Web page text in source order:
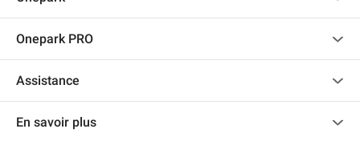
Recrutement
Onepark PRO
Accéder à mon espace partenaire
Assistance
Centre d'aide
En savoir plus